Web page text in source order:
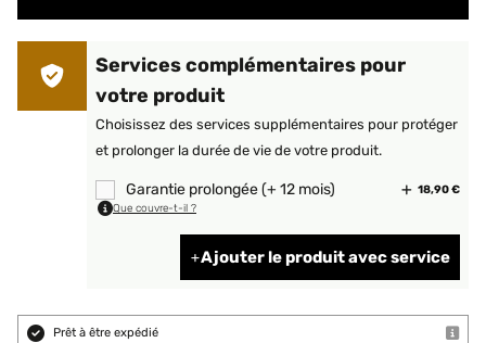
Services complémentaires pour
votre produit
Choisissez des services supplémentaires pour protéger
et prolonger la durée de vie de votre produit.
Garantie prolongée (+ 12 mois) 18,90 €
Que couvre-t-il ?
Ajouter le produit avec service
Prêt à être expédié